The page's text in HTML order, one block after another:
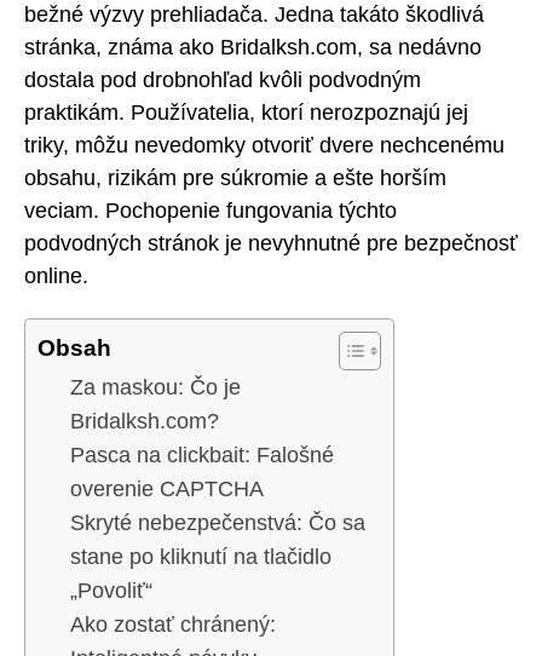
bežné výzvy prehliadača. Jedna takáto škodlivá
stránka, známa ako Bridalksh.com, sa nedávno
dostala pod drobnohľad kvôli podvodným
praktikám. Používatelia, ktorí nerozpoznajú jej
triky, môžu nevedomky otvoriť dvere nechcenému
obsahu, rizikám pre súkromie a ešte horším
veciam. Pochopenie fungovania týchto
podvodných stránok je nevyhnutné pre bezpečnosť
online.
Obsah
Za maskou: Čo je
Bridalksh.com?
Pasca na clickbait: Falošné
overenie CAPTCHA
Skryté nebezpečenstvá: Čo sa
stane po kliknutí na tlačidlo
„Povoliť“
Ako zostať chránený: